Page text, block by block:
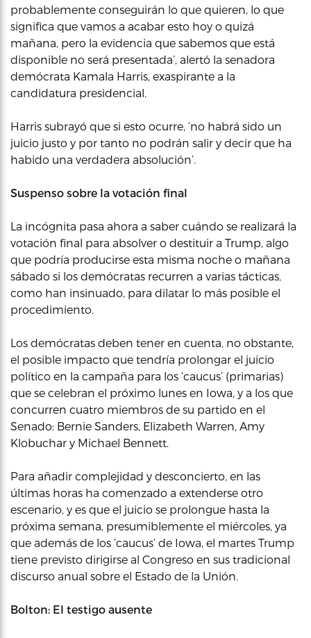
probablemente conseguirán lo que quieren, lo que
significa que vamos a acabar esto hoy o quizá
mañana, pero la evidencia que sabemos que está
disponible no será presentada’, alertó la senadora
demócrata Kamala Harris, exaspirante a la
candidatura presidencial.
Harris subrayó que si esto ocurre, ‘no habrá sido un
juicio justo y por tanto no podrán salir y decir que ha
habido una verdadera absolución’.
Suspenso sobre la votación final
La incógnita pasa ahora a saber cuándo se realizará la
votación final para absolver o destituir a Trump, algo
que podría producirse esta misma noche o mañana
sábado si los demócratas recurren a varias tácticas,
como han insinuado, para dilatar lo más posible el
procedimiento.
Los demócratas deben tener en cuenta, no obstante,
el posible impacto que tendría prolongar el juicio
político en la campaña para los ‘caucus’ (primarias)
que se celebran el próximo lunes en Iowa, y a los que
concurren cuatro miembros de su partido en el
Senado: Bernie Sanders, Elizabeth Warren, Amy
Klobuchar y Michael Bennett.
Para añadir complejidad y desconcierto, en las
últimas horas ha comenzado a extenderse otro
escenario, y es que el juicio se prolongue hasta la
próxima semana, presumiblemente el miércoles, ya
que además de los ‘caucus’ de Iowa, el martes Trump
tiene previsto dirigirse al Congreso en sus tradicional
discurso anual sobre el Estado de la Unión.
Bolton: El testigo ausente